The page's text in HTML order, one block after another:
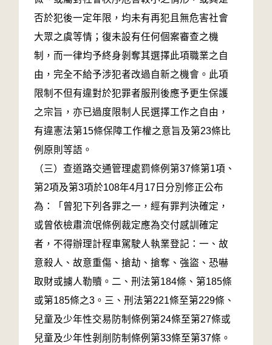
否於犯後一定年限，均未有再犯且無危害社會
大眾之虞等情；復未設有任何個案審查之機
制，而一律均予終身剝奪其選擇此項職業之自
由，完全不給予涉犯者改過自新之機會。此項
限制不但有違對於犯罪者服刑後應予更生保護
之宗旨，亦已過度限制人民選擇工作之自由，
有違憲法第15條保障工作權之意旨及第23條比
例原則等語。
（三）查道路交通管理處罰條例第37條第1項、
第2項及第3項於108年4月17日分別修正公布
為：「曾犯下列各罪之一，經有罪判決確定，
或曾依檢肅流氓條例裁定應為交付感訓確定
者，不得辦理計程車駕駛人執業登記：一、故
意殺人、故意重傷、搶劫、搶奪、強盜、恐嚇
取財或擄人勒贖。二、刑法第184條、第185條
或第185條之3。三、刑法第221條至第229條、
兒童及少年性交易防制條例第24條至第27條或
兒童及少年性剝削防制條例第33條至第37條。